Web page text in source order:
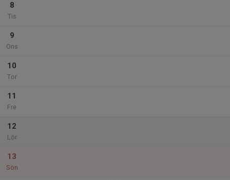
8
Tis
9
Ons
10
Tor
11
Fre
12
Lör
13
Sön